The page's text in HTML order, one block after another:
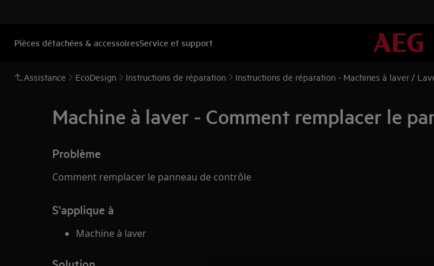
Pièces détachées & accessoiresService et support
Assistance EcoDesign Instructions de réparation Instructions de réparation - Machines à laver /
Machine à laver - Comment remplacer le
Problème
Comment remplacer le panneau de contrôle
S'applique à
Machine à laver